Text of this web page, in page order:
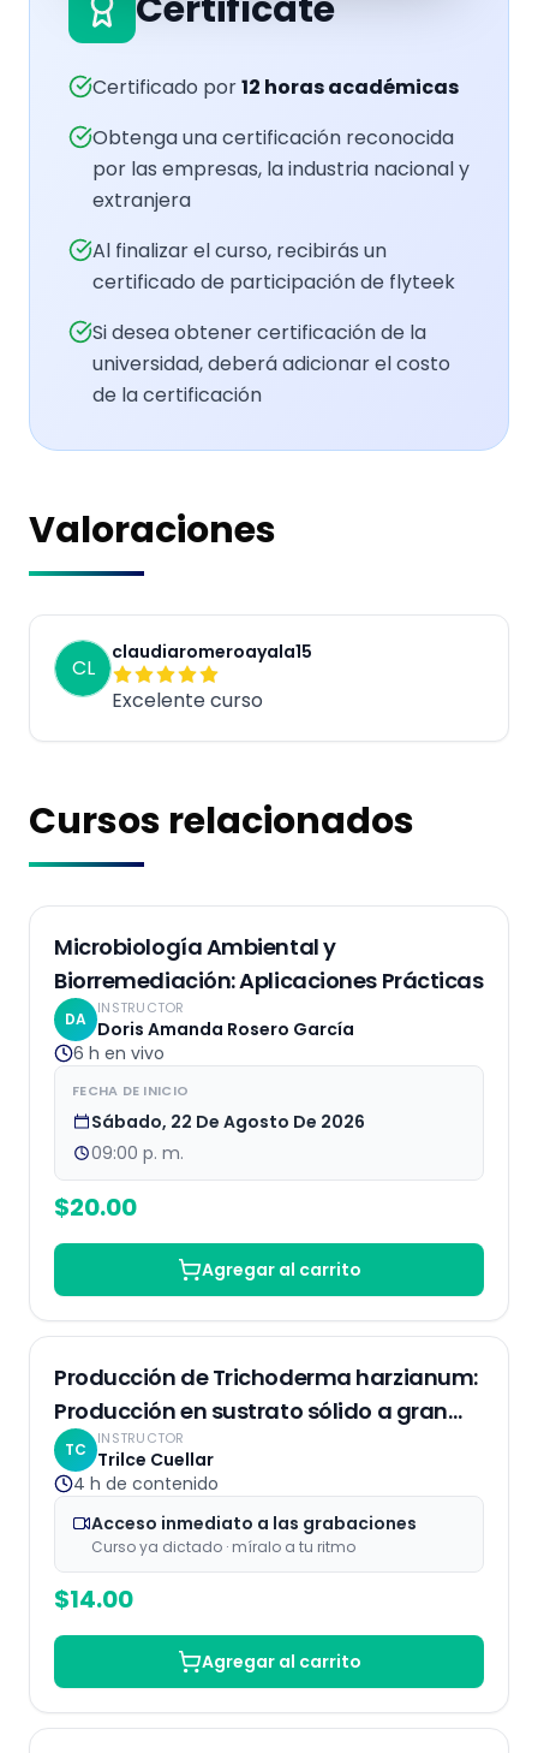
Certificado por12 horas académicas
Obtenga una certificación reconocida
por las empresas, la industria nacional y
extranjera
Al finalizar el curso, recibirás un
certificado de participación de flyteek
Si desea obtener certificación de la
universidad, deberá adicionar el costo
de la certificación
Valoraciones
CL
claudiaromeroayala15
Excelente curso
Cursos relacionados
Microbiología Ambiental y
Biorremediación: Aplicaciones Prácticas
DA
INSTRUCTOR
Doris Amanda Rosero García
6 h en vivo
FECHA DE INICIO
Sábado, 22 De Agosto De 2026
09:00 p. m.
$20.00
Agregar al carrito
Grabaciones
Producción de Trichoderma harzianum:
Producción en sustrato sólido a gran
escala
TC
INSTRUCTOR
Trilce Cuellar
4 h de contenido
Acceso inmediato a las grabaciones
Curso ya dictado · míralo a tu ritmo
$14.00
Agregar al carrito